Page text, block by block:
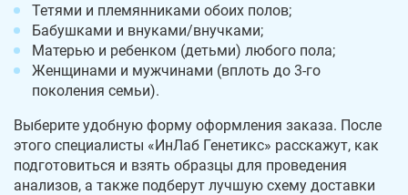
Тетями и племянниками обоих полов;
Бабушками и внуками/внучками;
Матерью и ребенком (детьми) любого пола;
Женщинами и мужчинами (вплоть до 3-го
поколения семьи).
Выберите удобную форму оформления заказа. После
этого специалисты «ИнЛаб Генетикс» расскажут, как
подготовиться и взять образцы для проведения
анализов, а также подберут лучшую схему доставки